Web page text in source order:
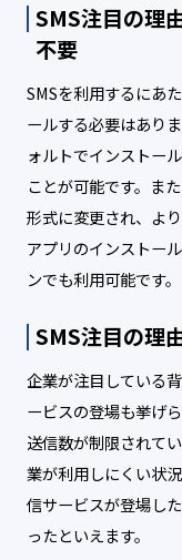
SMS注目の理
不要
SMSを利用するにあ
ールする必要はあり
ォルトでインストー
ことが可能です。ま
形式に変更され、よ
アプリのインストー
ンでも利用可能です。
SMS注目の理
企業が注目している
ービスの登場も挙げ
送信数が制限されて
業が利用しにくい状
信サービスが登場し
ったといえます。